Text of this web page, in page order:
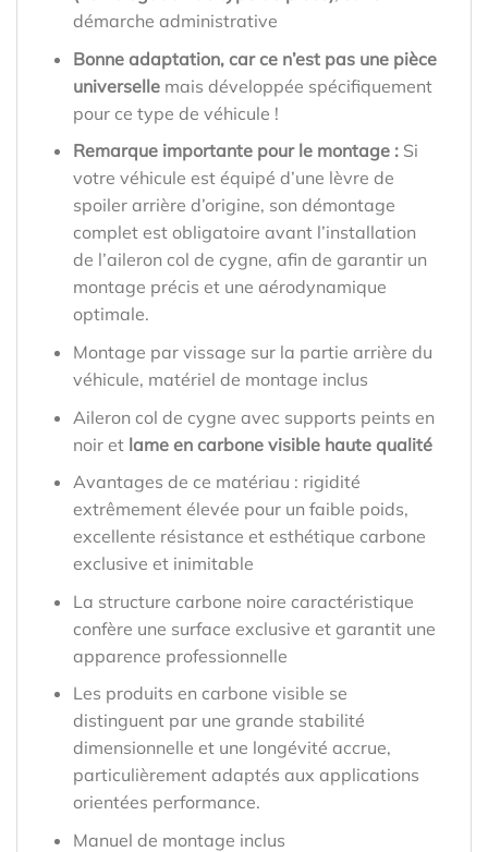
démarche administrative
Bonne adaptation, car ce n’est pas une pièce
universellemais développée spécifiquement
pour ce type de véhicule !
Remarque importante pour le montage : Si
votre véhicule est équipé d’une lèvre de
spoiler arrière d’origine, son démontage
complet est obligatoire avant l’installation
de l’aileron col de cygne, afin de garantir un
montage précis et une aérodynamique
optimale.
Montage par vissage sur la partie arrière du
véhicule, matériel de montage inclus
Aileron col de cygne avec supports peints en
noir et lame en carbone visible haute qualité
Avantages de ce matériau : rigidité
extrêmement élevée pour un faible poids,
excellente résistance et esthétique carbone
exclusive et inimitable
La structure carbone noire caractéristique
confère une surface exclusive et garantit une
apparence professionnelle
Les produits en carbone visible se
distinguent par une grande stabilité
dimensionnelle et une longévité accrue,
particulièrement adaptés aux applications
orientées performance.
Manuel de montage inclus